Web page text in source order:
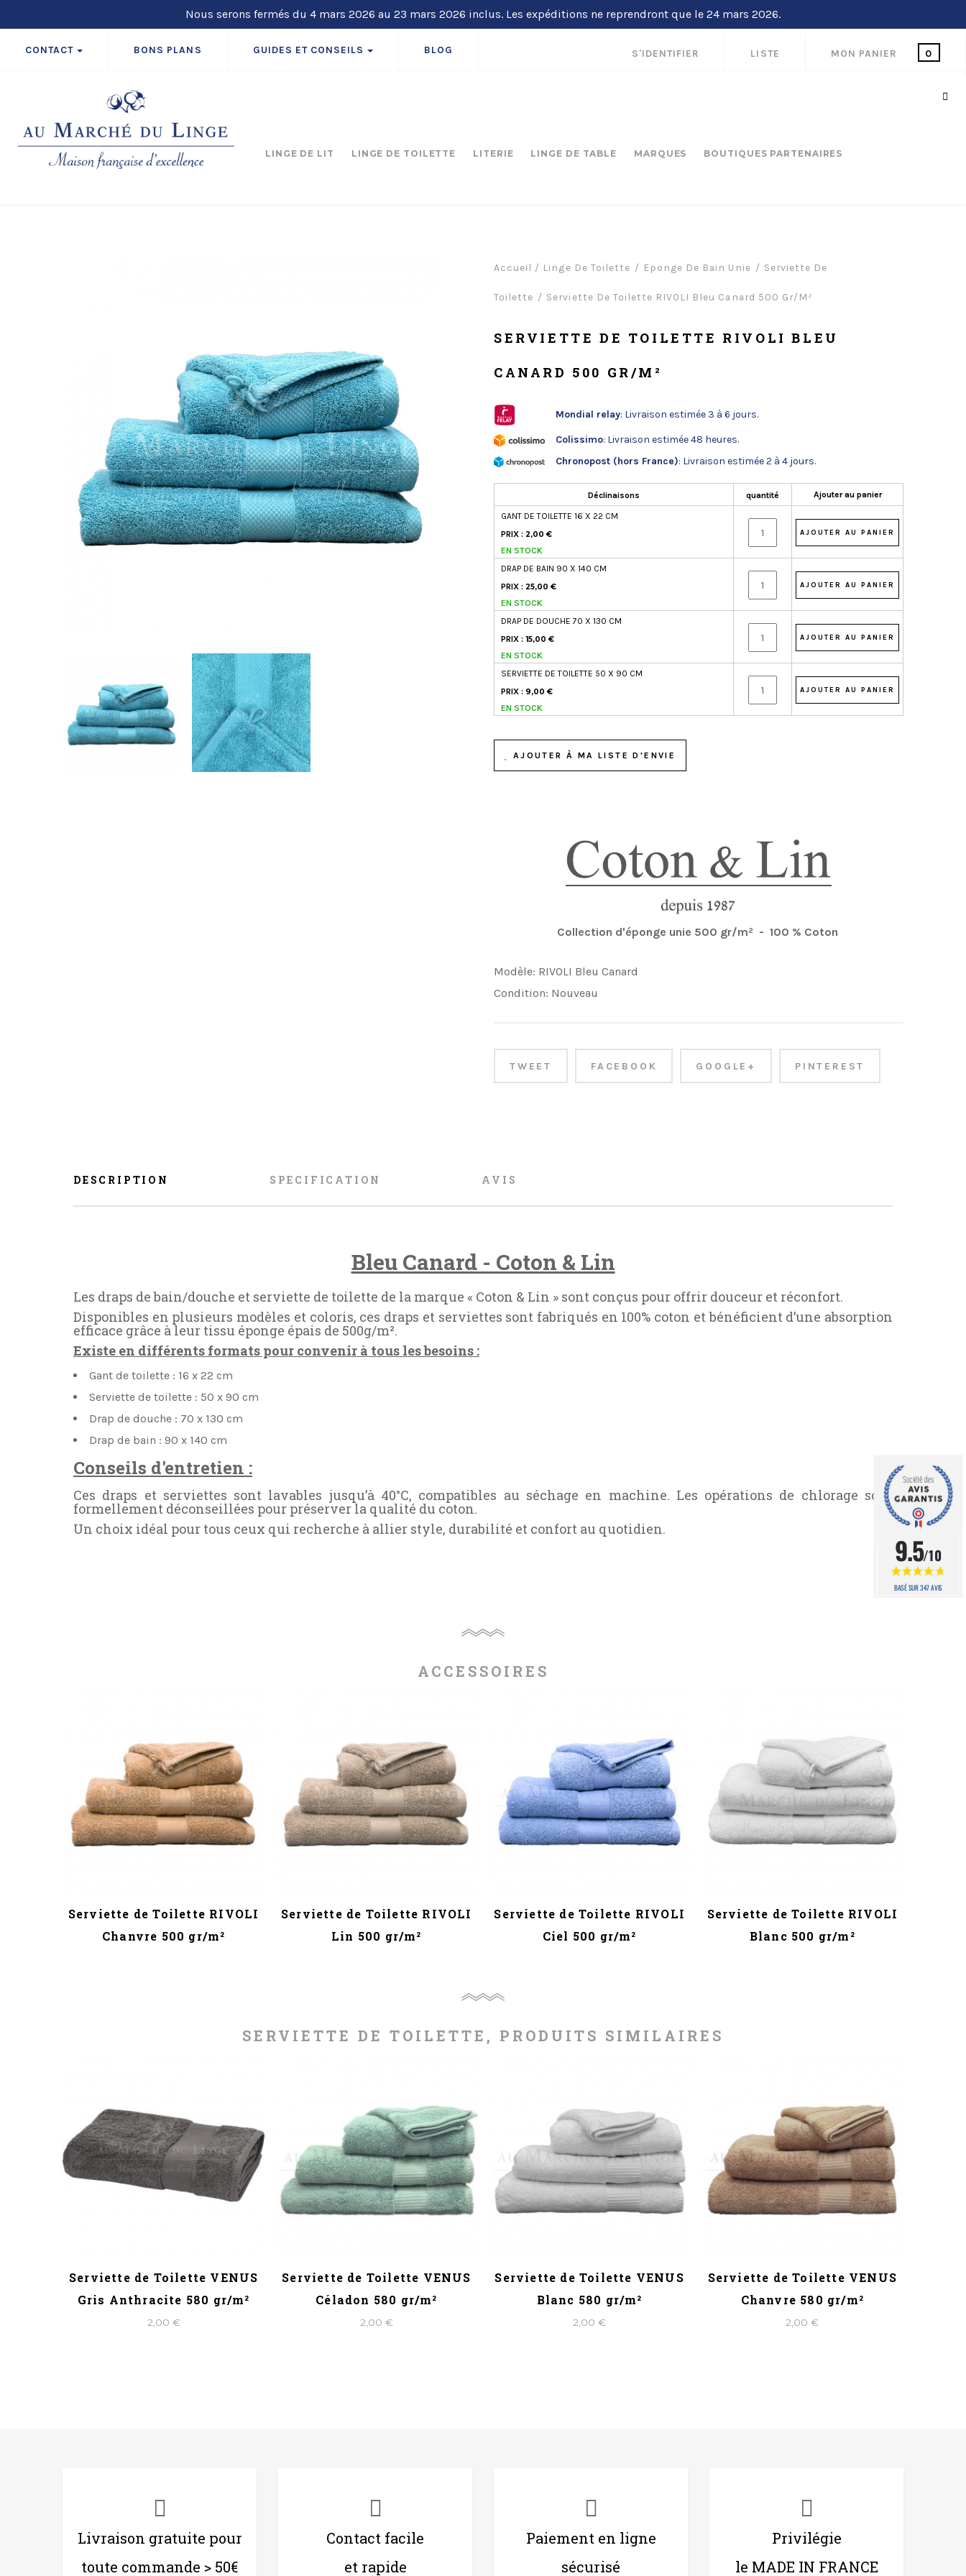
Nous serons fermés du 4 mars 2026 au 23 mars 2026 inclus. Les expéditions ne reprendront que le 24 mars 2026.
CONTACT BONS PLANS GUIDES ET CONSEILS BLOG MON PANIER 0
LISTE
S'IDENTIFIER
LINGE DE LIT LINGE DE TOILETTE LITERIE LINGE DE TABLE MARQUES BOUTIQUES PARTENAIRES
Accueil / Linge De Toilette Eponge De Bain Unie Serviette De
Toilette Serviette De Toilette RIVOLI Bleu Canard 500 Gr/m²
SERVIETTE DE TOILETTE RIVOLI BLEU
CANARD 500 GR/M²
Mondial relay: Livraison estimée 3 à 6 jours.
Colissimo: Livraison estimée 48 heures.
Chronopost (hors France): Livraison estimée 2 à 4 jours.
Déclinaisons quantité Ajouter au panier
GANT DE TOILETTE 16 X 22 CM
PRIX : 2,00 €
EN STOCK
DRAP DE BAIN 90 X 140 CM
PRIX : 25,00 €
EN STOCK
DRAP DE DOUCHE 70 X 130 CM
PRIX : 15,00 €
EN STOCK
SERVIETTE DE TOILETTE 50 X 90 CM
PRIX : 9,00 €
EN STOCK
AJOUTER À MA LISTE D'ENVIE
Collection d'éponge unie 500 gr/m² - 100 % Coton
Modèle: RIVOLI Bleu Canard
Condition: Nouveau
TWEET FACEBOOK GOOGLE+ PINTEREST
DESCRIPTION SPECIFICATION AVIS
Bleu Canard - Coton & Lin
Les draps de bain/douche et serviette de toilette de la marque « Coton & Lin » sont conçus pour offrir douceur et réconfort.
Disponibles en plusieurs modèles et coloris, ces draps et serviettes sont fabriqués en 100% coton et bénéficient d’une absorption
efficace grâce à leur tissu éponge épais de 500g/m².
Existe en différents formats pour convenir à tous les besoins :
Gant de toilette : 16 x 22 cm
Serviette de toilette : 50 x 90 cm
Drap de douche : 70 x 130 cm
Drap de bain : 90 x 140 cm
Conseils d'entretien :
Ces draps et serviettes sont lavables jusqu’à 40°C, compatibles au séchage en machine. Les opérations de chlorage sont
formellement déconseillées pour préserver la qualité du coton.
Un choix idéal pour tous ceux qui recherche à allier style, durabilité et confort au quotidien.
ACCESSOIRES
Serviette de Toilette RIVOLI
Chanvre 500 gr/m²
Serviette de Toilette RIVOLI
Lin 500 gr/m²
Serviette de Toilette RIVOLI
Ciel 500 gr/m²
Serviette de Toilette RIVOLI
Blanc 500 gr/m²
SERVIETTE DE TOILETTE, PRODUITS SIMILAIRES
Serviette de Toilette VENUS
Gris Anthracite 580 gr/m²
2,00 €
Serviette de Toilette VENUS
Céladon 580 gr/m²
2,00 €
Serviette de Toilette VENUS
Blanc 580 gr/m²
2,00 €
Serviette de Toilette VENUS
Chanvre 580 gr/m²
2,00 €
Livraison gratuite pour
toute commande > 50€
Contact facile
et rapide
Paiement en ligne
sécurisé
Privilégie
le MADE IN FRANCE
9.5/10
BASÉ SUR 347 AVIS